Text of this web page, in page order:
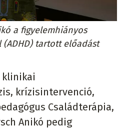
a figyelemhiányos
tartott előadást
klinikai
krízisintervenció,
Családterápia,
Anikó pedig